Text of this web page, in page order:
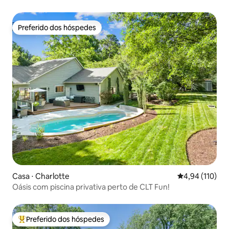
Preferido dos hóspedes
Preferido dos hóspedes
Casa ⋅ Charlotte 4,94 de uma
4,94 (110)
Oásis com piscina privativa perto de CLT Fun!
Entre os melhores preferidos dos hóspedes
Preferido dos hóspedes